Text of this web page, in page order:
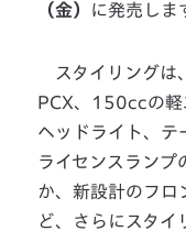
（金）
に発売しま
スタイリングは
PCX、150ccの軽
ヘッドライト、テ
ライセンスランプ
か、新設計のフロ
ど、さらにスタイ